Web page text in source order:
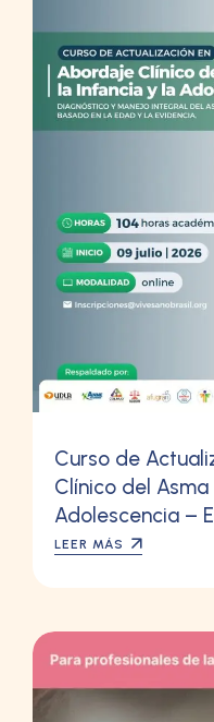
Curso de
Clínico del
Adolescencia –
LEER MÁS